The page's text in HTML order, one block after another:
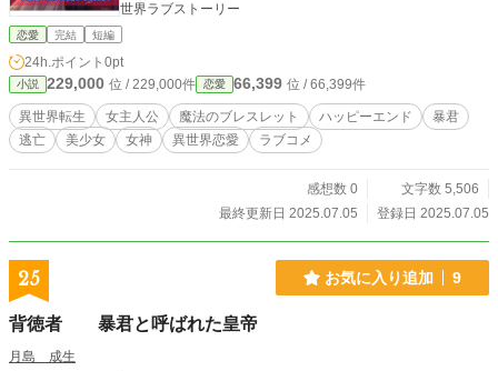
世界ラブストーリー
恋愛 完結 短編
24h.ポイント 0pt
小説 229,000 位 / 229,000件 恋愛 66,399 位 / 66,399件
異世界転生 女主人公 魔法のブレスレット ハッピーエンド
暴君
逃亡
美少女 女神 異世界恋愛 ラブコメ
感想数 0
文字数 5,506
最終更新日 2025.07.05
登録日 2025.07.05
25 お気に入り追加 9
背徳者 暴君と呼ばれた皇帝
月島 成生